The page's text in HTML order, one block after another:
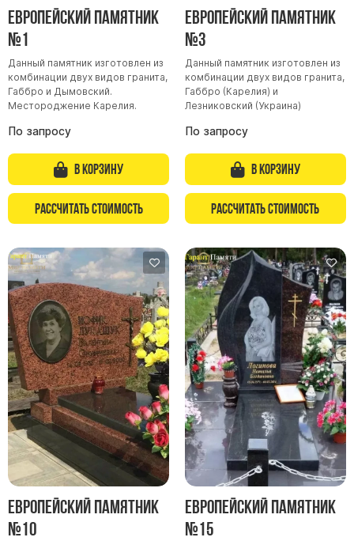
Европейский памятник
№1
Данный памятник изготовлен из
комбинации двух видов гранита,
Габбро и Дымовский.
Местороджение Карелия.
По запросу
В корзину
Рассчитать стоимость
Европейский памятник
№3
Данный памятник изготовлен из
комбинации двух видов гранита,
Габбро (Карелия) и
Лезниковский (Украина)
По запросу
В корзину
Рассчитать стоимость
Европейский памятник
№10
Европейский памятник
№15